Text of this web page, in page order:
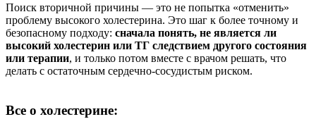
Поиск вторичной причины — это не попытка «отменить»
проблему высокого холестерина. Это шаг к более точному и
безопасному подходу: сначала понять, не является ли
высокий холестерин или ТГ следствием другого состояния
или терапии, и только потом вместе с врачом решать, что
делать с остаточным сердечно-сосудистым риском.
Все о холестерине: